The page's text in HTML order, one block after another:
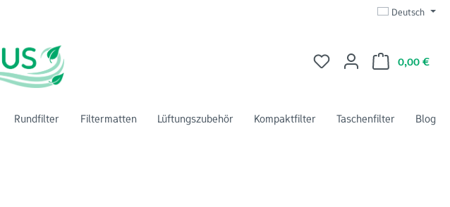
Deutsch
Du hast 0 Produkte auf dem
0,00 €
Rundfilter Filtermatten Lüftungszubehör Kompaktfilter Taschenfilter Blog